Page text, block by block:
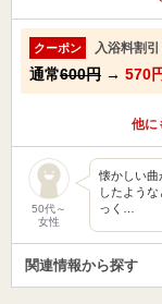
クーポン 入浴料割引
通常600円 → 570
他に
50代～
女性
懐かしい曲
したよう
っく…
関連情報から探す